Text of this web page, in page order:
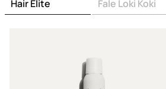
Hair Elite Fale Loki Koki